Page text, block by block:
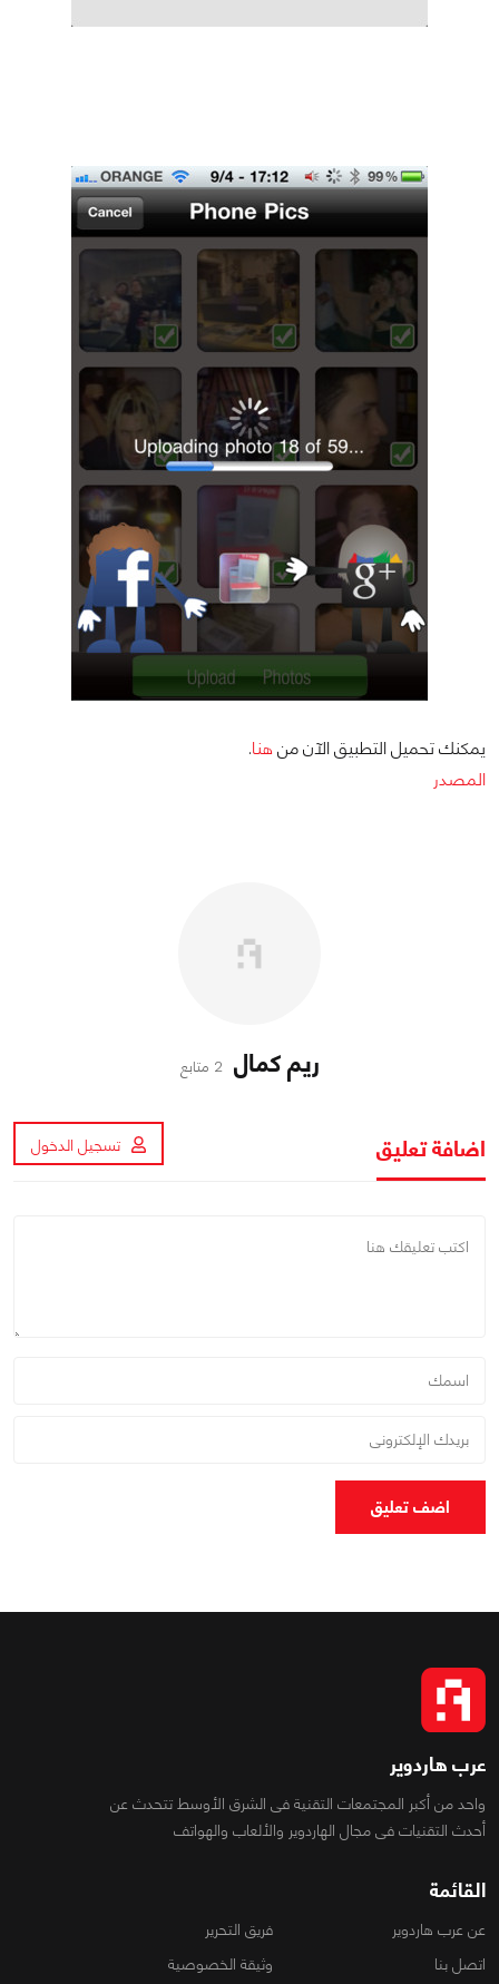
يمكنك تحميل التطبيق الآن منهنا.
المصدر
ريم كمال 2 متابع
اضافة تعليق تسجيل الدخول
اضف تعليق
عرب هاردوير
واحد من أكبر المجتمعات التقنية فى الشرق الأوسط تتحدث عن
أحدث التقنيات فى مجال الهاردوير والألعاب والهواتف
القائمة
عن عرب هاردوير
فريق التحرير
اتصل بنا
وثيقة الخصوصية